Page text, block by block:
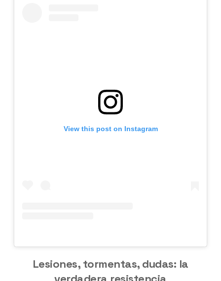
View this post on Instagram
Lesiones, tormentas, dudas: la